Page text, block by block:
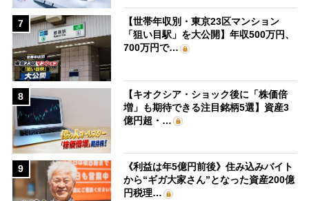
7
【世帯年収別・東京23区マンション
「狙い目駅」を大公開】年収500万円、
700万円で…
8
【キオクシア・ショック後に「株価倍
増」も期待できる注目銘柄5選】資産3
億円超・…
9
《利益は年5億円前後》住み込みバイト
から“ギガ大家さん”となった資産200億
円税理…